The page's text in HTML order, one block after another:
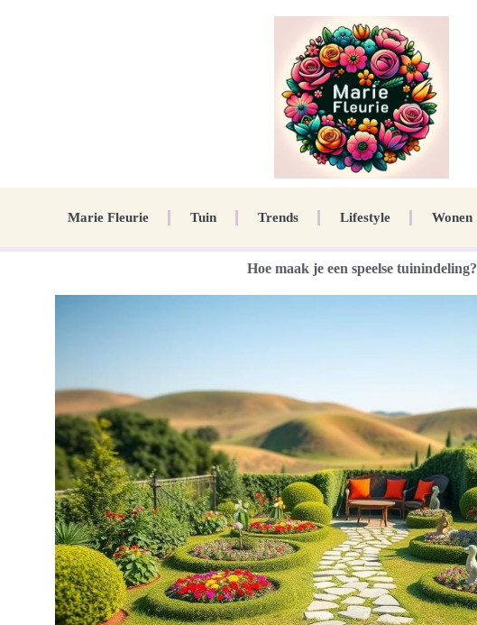
Marie Fleurie Tuin Trends Lifestyle Wonen
Hoe maak je een speelse tuinindeling?